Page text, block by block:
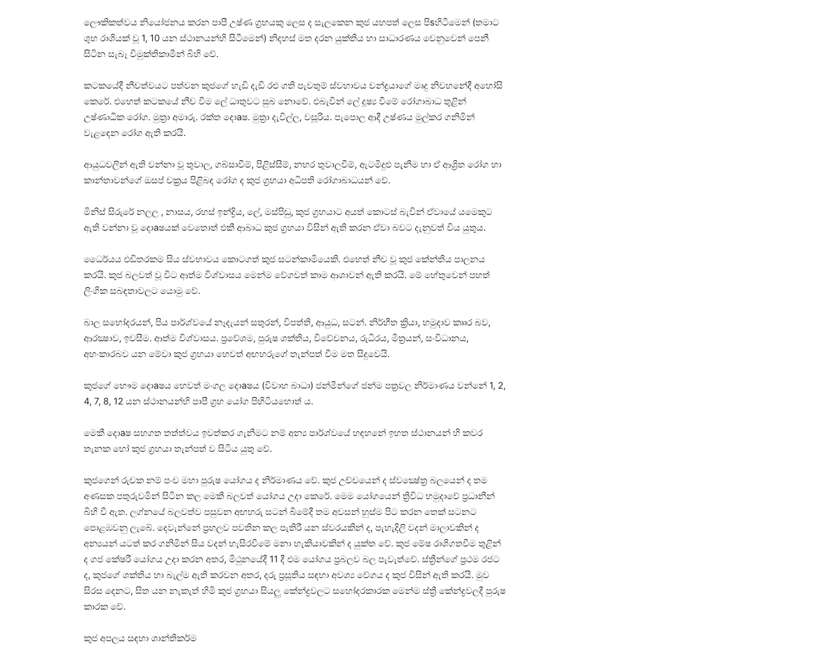
ලෞකිකත්වය නියෝජනය කරන පාපී උෂ්ණ ග්‍රහයකු ලෙස ද සැලකෙන කුජ යහපත් ලෙස පිsහිටීමෙන් (තමාට
ශුභ රාශියක්‌ වූ 1, 10 යන ස්‌ථානයන්හි සිටීමෙන්) නිදහස්‌ මත දරන යුක්‌තිය හා සාධාරණය වෙනුවෙන් පෙනී
සිටින සැබෑ විමුක්‌තිකාමීන් බිහි වේ.
කටකයේදී නීචත්වයට පත්වන කුජගේ හැඩි දැඩි රළු ගති පැවතුම් ස්‌වභාවය චන්ද්‍රයාගේ මෘදු නිවහනේදී අහෝසි
කෙරේ. එහෙත් කටකයේ නීච වීම ලේ ධාතුවට සුබ නොවේ. එබැවින් ලේ දූෂ්‍ය වීමේ රෝගාබාධ තුළින්
උෂ්ණාධික රෝග. මුත්‍රා අමාරු. රක්‌ත දොaෂ. මුත්‍රා දැවිල්ල, වසූරිය. පැපොල ආදී උෂ්ණය මුල්කර ගනිමින්
වැළඳෙන රෝග ඇති කරයි.
ආයුධවලින් ඇති වන්නා වූ තුවාල, ගබ්සාවීම්, පිළිස්‌සීම්, නහර තුවාලවීම්, ඇටමිදුළු පැනීම හා ඒ ආශ්‍රිත රෝග හා
කාන්තාවන්ගේ ඔසප් චක්‍රය පිළිබඳ රෝග ද කුජ ග්‍රහයා අධිපති රෝගාබාධයන් වේ.
මිනිස්‌ සිරුරේ නලල , නාසය, රහස්‌ ඉන්ද්‍රිය, ලේ, මස්‌පිඬු, කුජ ග්‍රහයාට අයත් කොටස්‌ බැවින් ඒවායේ යමෙකුට
ඇති වන්නා වූ දොaෂයක්‌ වෙතොත් එකී ආබාධ කුජ ග්‍රහයා විසින් ඇති කරන ඒවා බවට දැනුවත් විය යුතුය.
ධෛර්යය එඩිතරකම සිය ස්‌වභාවය කොටගත් කුජ සටන්කාමියෙකි. එහෙත් නීච වූ කුජ කේන්තිය පාලනය
කරයි. කුජ බලවත් වූ විට ආත්ම විශ්වාසය මෙන්ම වේගවත් කාම ආශාවන් ඇති කරයි. මේ හේතුවෙන් පහත්
ලිංගික සබඳතාවලට යොමු වේ.
බාල සහෝදරයන්, පිය පාර්ශ්වයේ නෑදැයන් සතුරන්, විපත්ති, ආයුධ, සටන්. නිර්භීත ක්‍රියා, හමුදාව කෲර බව,
ආරක්‍ෂාව, ඉවසීම. ආත්ම විශ්වාසය. ප්‍රවේශම, පුරුෂ ශක්‌තිය, විවේචනය, රුධිරය, මිත්‍රයන්, සංවිධානය,
අහංකාරබව යන මේවා කුජ ග්‍රහයා හෙවත් අඟහරුගේ තැන්පත් වීම මත සිදුවෙයි.
කුජගේ භෞම දොaෂය හෙවත් මංගල දොaෂය (විවාහ බාධා) ජන්මීන්ගේ ජන්ම පත්‍රවල නිර්මාණය වන්නේ 1, 2,
4, 7, 8, 12 යන ස්‌ථානයන්හි පාපී ග්‍රහ යෝග පිහිටියහොත් ය.
මෙකී දොaෂ සහගත තත්ත්වය ඉවත්කර ගැනීමට නම් අන්‍ය පාර්ශ්වයේ හඳහනේ ඉහත ස්‌ථානයන් හි කවර
තැනක හෝ කුජ ග්‍රහයා තැන්පත් ව සිටිය යුතු වේ.
කුජගෙන් රුචක නම් පංච මහා පුරුෂ යෝගය ද නිර්මාණය වේ. කුජ උච්චයෙන් ද ස්‌වක්‍ෂේත්‍ර බලයෙන් ද තම
අණසක පතුරුවමින් සිටින කල මෙකී බලවත් යෝගය උදා කෙරේ. මෙම යෝගයෙන් ත්‍රිවිධ හමුදාවේ ප්‍රධානීන්
බිහි වී ඇත. ලග්නයේ බලවත්ව පසුවන අඟහරු සටන් බිමේදී තම අවසන් හුස්‌ම පිට කරන තෙක්‌ සටනට
පොළඹවනු ලැබේ. දෙවැන්නේ ප්‍රභලව පවතින කල පැතිරී යන ස්‌වරයකින් ද, පැහැදිලි වදන් මාලාවකින් ද
අන්‍යයන් යටත් කර ගනිමින් සිය වදන් හැසිරවීමේ මනා හැකියාවකින් ද යුක්‌ත වේ. කුජ මේෂ රාශිගතවීම තුළින්
ද ගජ කේෂරී යෝගය උදා කරන අතර, මිථුනයේදී 11 දී එම යෝගය ප්‍රබලව බල පැවැත්වේ. ස්‌ත්‍රීන්ගේ ප්‍රථම රජට
ද, කුජගේ ශක්‌තිය හා බැල්ම ඇති කරවන අතර, දරු ප්‍රසූතිය සඳහා අවශ්‍ය වේගය ද කුජ විසින් ඇති කරයි. මුව
සිරස දෙනට, සිත යන නැකැත් හිමි කුජ ග්‍රහයා සියලු කේන්ද්‍රවලට සහෝදරකාරක මෙන්ම ස්‌ත්‍රී කේන්ද්‍රවලදී පුරුෂ
කාරක වේ.
කුජ අපලය සඳහා ශාන්තිකර්ම